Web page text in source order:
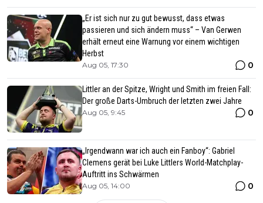
„Er ist sich nur zu gut bewusst, dass etwas
passieren und sich ändern muss“ – Van Gerwen
erhält erneut eine Warnung vor einem wichtigen
Herbst
Aug 05, 17:30 0
Littler an der Spitze, Wright und Smith im freien Fall:
Der große Darts-Umbruch der letzten zwei Jahre
Aug 05, 9:45 0
„Irgendwann war ich auch ein Fanboy“: Gabriel
Clemens gerät bei Luke Littlers World-Matchplay-
Auftritt ins Schwärmen
Aug 05, 14:00 0